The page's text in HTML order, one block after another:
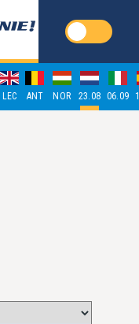
LEC ANT NOR 23.08 06.09